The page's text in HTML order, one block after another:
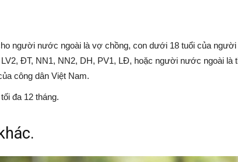
người nước ngoài là vợ chồng, con dưới 18 tuổi của
ĐT, NN1, NN2, DH, PV1, LĐ, hoặc người nước ngoài là
công dân Việt Nam.
đa 12 tháng.